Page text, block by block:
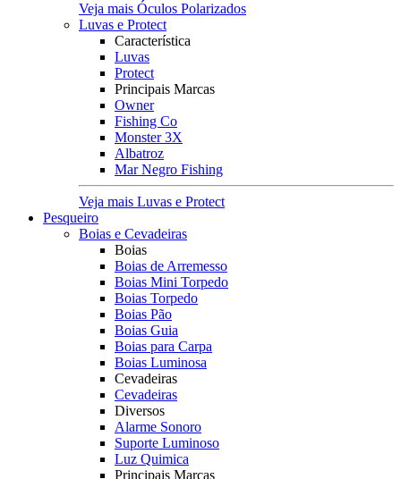
Veja mais Óculos Polarizados
Luvas e Protect
Característica
Luvas
Protect
Principais Marcas
Owner
Fishing Co
Monster 3X
Albatroz
Mar Negro Fishing
Veja mais Luvas e Protect
Pesqueiro
Boias e Cevadeiras
Boias
Boias de Arremesso
Boias Mini Torpedo
Boias Torpedo
Boias Pão
Boias Guia
Boias para Carpa
Boias Luminosa
Cevadeiras
Cevadeiras
Diversos
Alarme Sonoro
Suporte Luminoso
Luz Quimica
Principais Marcas